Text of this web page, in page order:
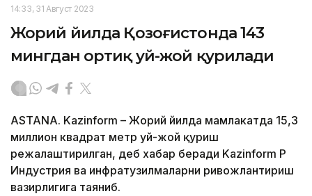
14:33, 31 Август 2023
Жорий йилда Қозоғистонда 143
мингдан ортиқ уй-жой қурилади
ASTANA. Kazinform – Жорий йилда мамлакатда 15,3
миллион квадрат метр уй-жой қуриш
режалаштирилган, деб хабар беради Kazinform ҚР
Индустрия ва инфратузилмаларни ривожлантириш
вазирлигига таяниб.